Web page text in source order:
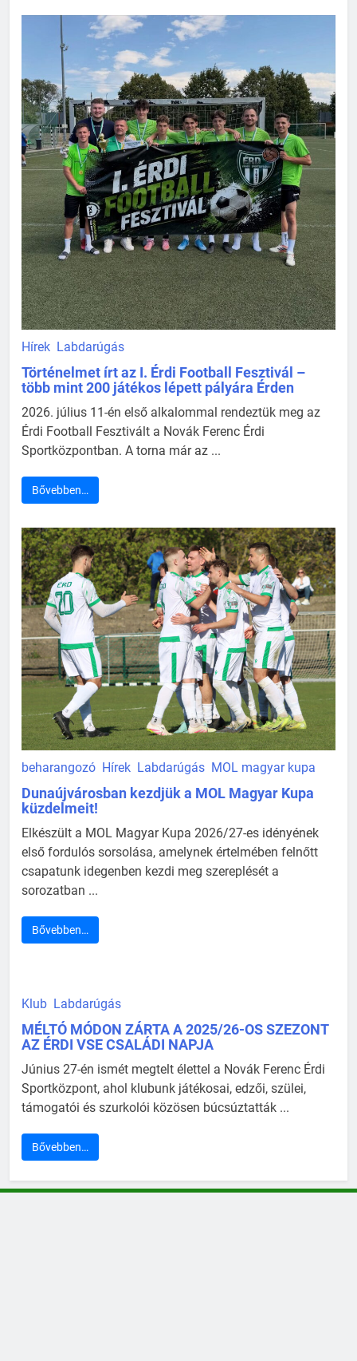
Hírek Labdarúgás
Történelmet írt az I. Érdi Football Fesztivál –
több mint 200 játékos lépett pályára Érden
2026. július 11-én első alkalommal rendeztük meg az
Érdi Football Fesztivált a Novák Ferenc Érdi
Sportközpontban. A torna már az ...
Bővebben…
beharangozó Hírek Labdarúgás MOL magyar kupa
Dunaújvárosban kezdjük a MOL Magyar Kupa
küzdelmeit!
Elkészült a MOL Magyar Kupa 2026/27-es idényének
első fordulós sorsolása, amelynek értelmében felnőtt
csapatunk idegenben kezdi meg szereplését a
sorozatban ...
Bővebben…
Klub Labdarúgás
MÉLTÓ MÓDON ZÁRTA A 2025/26-OS SZEZONT
AZ ÉRDI VSE CSALÁDI NAPJA
Június 27-én ismét megtelt élettel a Novák Ferenc Érdi
Sportközpont, ahol klubunk játékosai, edzői, szülei,
támogatói és szurkolói közösen búcsúztatták ...
Bővebben…